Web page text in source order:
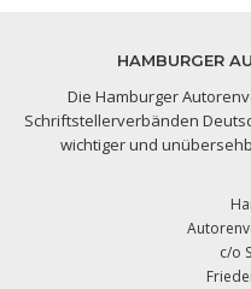
HAMBURGER
Die Hamburger
Schriftstellerverbänden
wichtiger und
c/o